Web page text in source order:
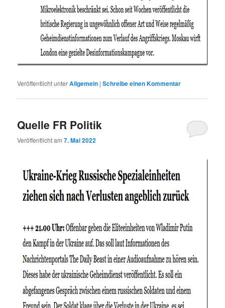
Veröffentlicht unterAllgemein |Schreibe einen Kommentar
Quelle FR Politik
Veröffentlicht am7. Mai 2022